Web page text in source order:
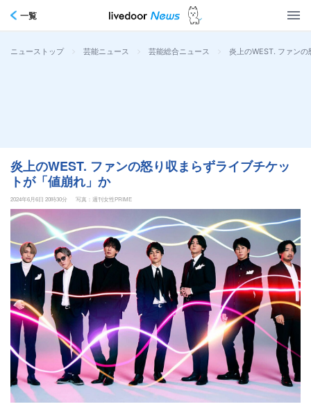
一覧
ニューストップ > 芸能ニュース > 芸能総合ニュース > 炎上のWEST. ファン
炎上のWEST. ファンの怒り収まらずライブチケッ
トが「値崩れ」か
2024年6月6日 20時30分 写真：週刊女性PRIME